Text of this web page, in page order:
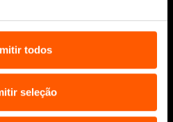
todos
seleção